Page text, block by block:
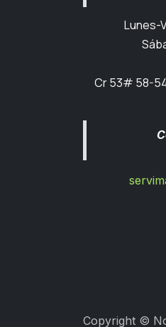
Lunes-
Cr 53# 58-
Copyright ©